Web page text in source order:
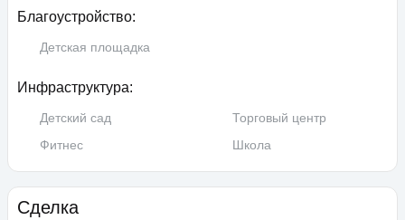
Благоустройство:
Детская площадка
Инфраструктура:
Детский сад
Торговый центр
Фитнес
Школа
Сделка